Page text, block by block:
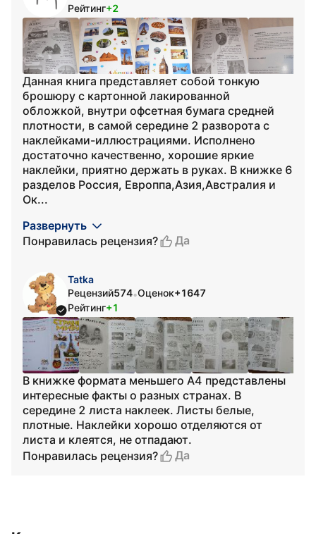
Рейтинг+2
Данная книга представляет собой тонкую
брошюру с картонной лакированной
обложкой, внутри офсетная бумага средней
плотности, в самой середине 2 разворота с
наклейками-иллюстрациями. Исполнено
достаточно качественно, хорошие яркие
наклейки, приятно держать в руках. В книжке 6
разделов Россия, Европпа,Азия,Австралия и
Ок...
Развернуть
Понравилась рецензия?
Да
Tatka
Рецензий574•Оценок+1647
Рейтинг+1
В книжке формата меньшего А4 представлены
интересные факты о разных странах. В
середине 2 листа наклеек. Листы белые,
плотные. Наклейки хорошо отделяются от
листа и клеятся, не отпадают.
Понравилась рецензия?
Да